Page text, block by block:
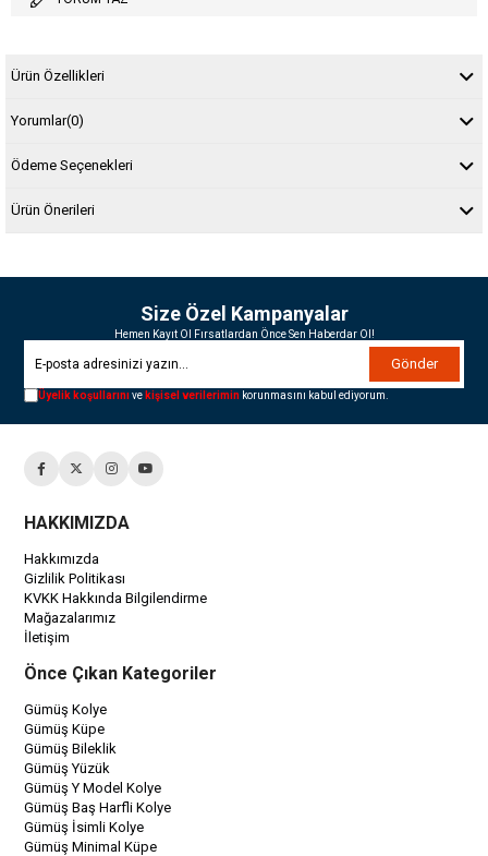
Ürün Özellikleri
Yorumlar(0)
Ödeme Seçenekleri
Ürün Önerileri
Size Özel Kampanyalar
Hemen Kayıt Ol Fırsatlardan Önce Sen Haberdar Ol!
Gönder
Üyelik koşullarınıve kişisel verilerimin korunmasını kabul ediyorum.
HAKKIMIZDA
Hakkımızda
Gizlilik Politikası
KVKK Hakkında Bilgilendirme
Mağazalarımız
İletişim
Önce Çıkan Kategoriler
Gümüş Kolye
Gümüş Küpe
Gümüş Bileklik
Gümüş Yüzük
Gümüş Y Model Kolye
Gümüş Baş Harfli Kolye
Gümüş İsimli Kolye
Gümüş Minimal Küpe